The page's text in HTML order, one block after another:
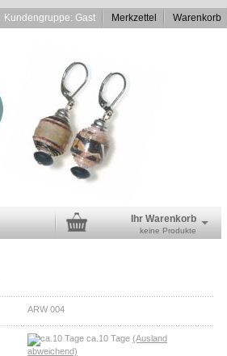
Kundengruppe: Gast Merkzettel Warenkorb
Ihr Warenkorb
keine Produkte
ARW 004
ca.10 Tage (Ausland
abweichend)